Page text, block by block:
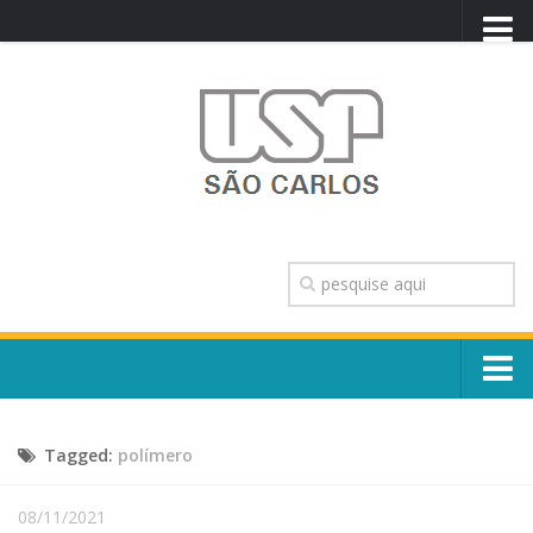
TRANSPARÊNCIA
OUVIDORIA
CONTATO
Escola, Institutos e Órgãos
Núcleos e Comissões
Tagged: polímero
08/11/2021